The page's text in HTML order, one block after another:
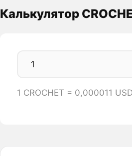
Калькулятор
1 CROCHET = 0,000011 USD